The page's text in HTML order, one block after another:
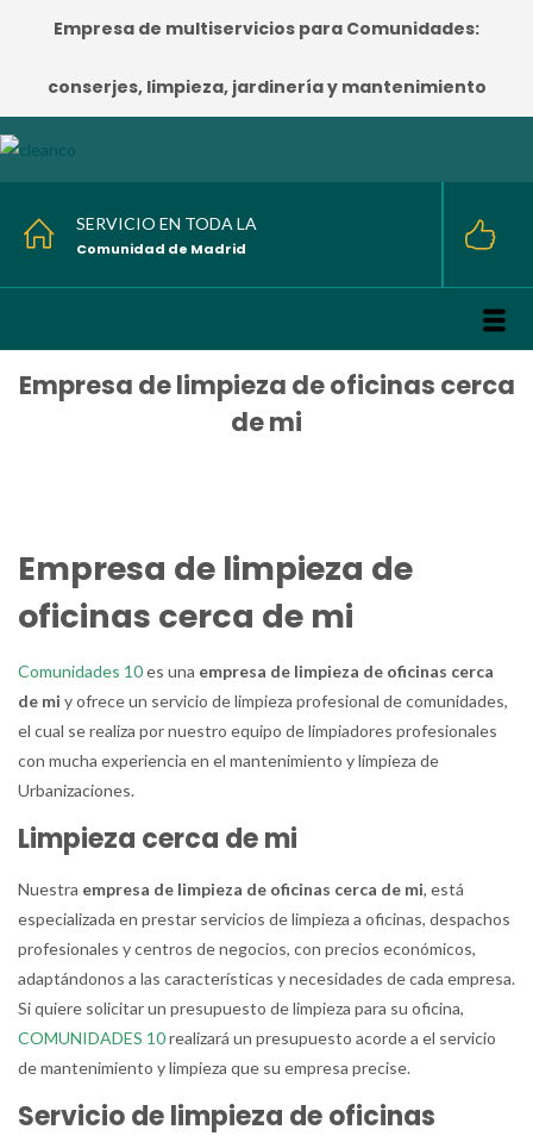
Empresa de multiservicios para Comunidades:
conserjes, limpieza, jardinería y mantenimiento
SERVICIO EN TODA LA
Comunidad de Madrid
Empresa de limpieza de oficinas cerca
de mi
Empresa de limpieza de
oficinas cerca de mi
Comunidades 10es una empresa de limpieza de oficinas cerca
de mi y ofrece un servicio de limpieza profesional de comunidades,
el cual se realiza por nuestro equipo de limpiadores profesionales
con mucha experiencia en el mantenimiento y limpieza de
Urbanizaciones.
Limpieza cerca de mi
Nuestra empresa de limpieza de oficinas cerca de mi, está
especializada en prestar servicios de limpieza a oficinas, despachos
profesionales y centros de negocios, con precios económicos,
adaptándonos a las características y necesidades de cada empresa.
Si quiere solicitar un presupuesto de limpieza para su oficina,
COMUNIDADES 10realizará un presupuesto acorde a el servicio
de mantenimiento y limpieza que su empresa precise.
Servicio de limpieza de oficinas